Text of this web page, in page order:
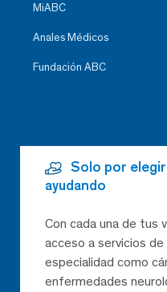
MiABC
Anales Médicos
Fundación ABC
Solo por elegir
ayudando
Con cada una de tus
acceso a servicios
especialidad como
enfermedades